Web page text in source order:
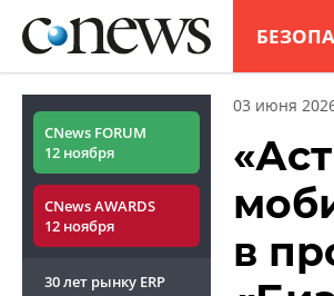
CNews FORUM
12 ноября
CNews AWARDS
12 ноября
30 лет рынку ERP
03 июня
в